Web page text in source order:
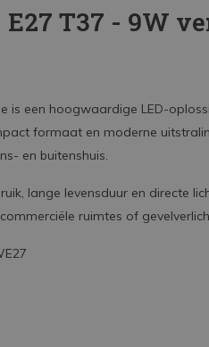
T37 - 9W
is een hoogwaardige LED-
formaat en moderne
en buitenshuis.
lange levensduur en directe
ruimtes of